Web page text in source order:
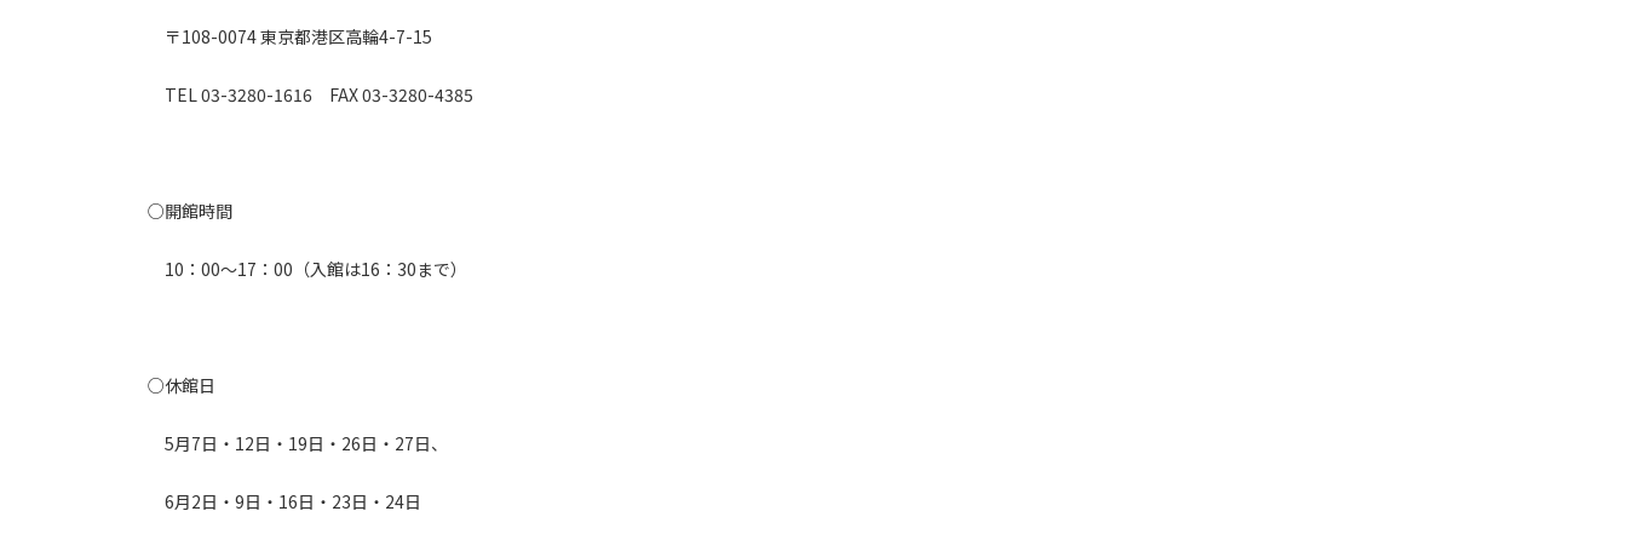
〒108-0074 東京都港区高輪4-7-15
TEL 03-3280-1616 FAX 03-3280-4385
○開館時間
10：00～17：00（入館は16：30まで）
○休館日
5月7日・12日・19日・26日・27日、
6月2日・9日・16日・23日・24日